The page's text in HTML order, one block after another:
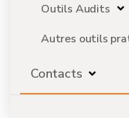
Outils Audits
Autres outils
Contacts